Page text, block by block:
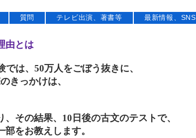
質問 テレビ出演、著書等 最新情報、SNS
由とは
は、50万人をごぼう抜きに、
きっかけは、
その結果、10日後の古文のテストで、
をお教えします。